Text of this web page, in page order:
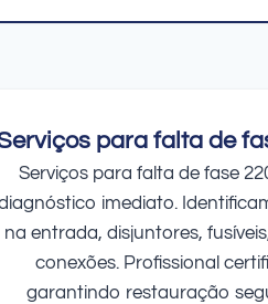
para falta de
Serviços para falta de fase
imediato.
na entrada, disjuntores,
conexões. Profissional
garantindo restauração